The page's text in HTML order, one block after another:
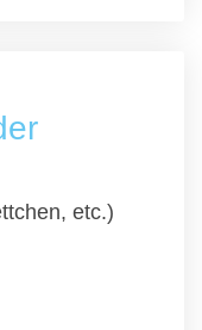
etc.)